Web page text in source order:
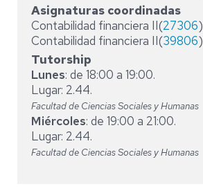
Asignaturas coordinadas
Contabilidad financiera II(27306)
Contabilidad financiera II(39806)
Tutorship
Lunes: de 18:00 a 19:00.
Lugar: 2.44.
Facultad de Ciencias Sociales y Humanas
Miércoles: de 19:00 a 21:00.
Lugar: 2.44.
Facultad de Ciencias Sociales y Humanas